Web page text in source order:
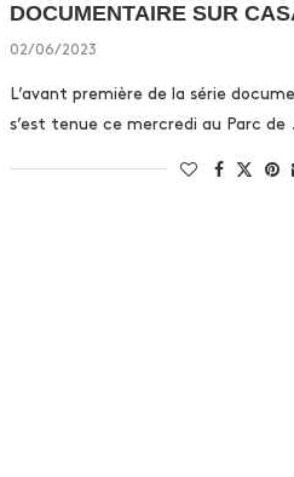
DOCUMENTAIRE SUR
02/06/2023
L’avant première de la série
s’est tenue ce mercredi au Parc de